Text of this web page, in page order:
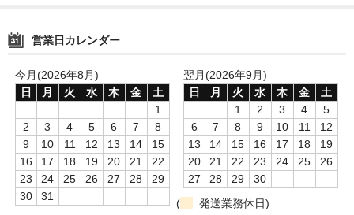
営業日カレンダー
今月(2026年8月)
日
月 火 水 木 金
土
1
2
3 4 5 6 7
8
9
10 11 12 13 14
15
16
17 18 19 20 21
22
23
24 25 26 27 28
29
30
31
翌月(2026年9月)
日
月 火 水 木 金
土
1
2 3 4
5
6
7 8 9 10 11
12
13
14 15 16 17 18
19
20
21 22 23 24 25
26
27
28 29
30
(
発送業務休日)